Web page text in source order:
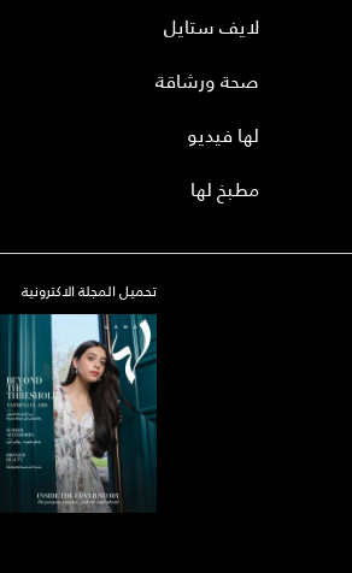
لايف ستايل
صحة ورشاقة
لها فيديو
مطبخ لها
تحميل المجلة الاكترونية